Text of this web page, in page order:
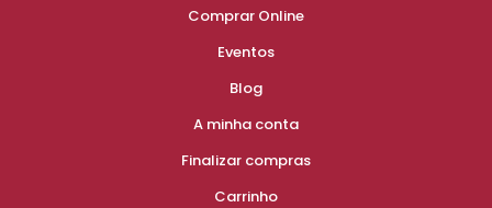
Comprar Online
Eventos
Blog
A minha conta
Finalizar compras
Carrinho